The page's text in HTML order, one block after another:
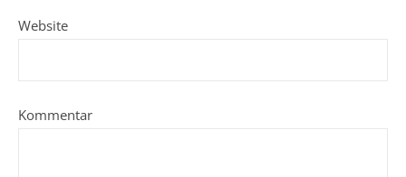
Website
Kommentar